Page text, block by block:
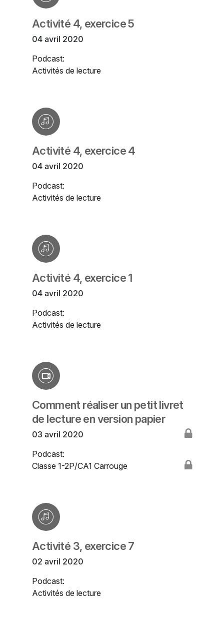
Activité 4, exercice 5
04 avril 2020
Podcast:
Activités de lecture
Activité 4, exercice 4
04 avril 2020
Podcast:
Activités de lecture
Activité 4, exercice 1
04 avril 2020
Podcast:
Activités de lecture
Comment réaliser un petit livret
de lecture en version papier
03 avril 2020
Podcast:
Classe 1-2P/CA1 Carrouge
Activité 3, exercice 7
02 avril 2020
Podcast:
Activités de lecture